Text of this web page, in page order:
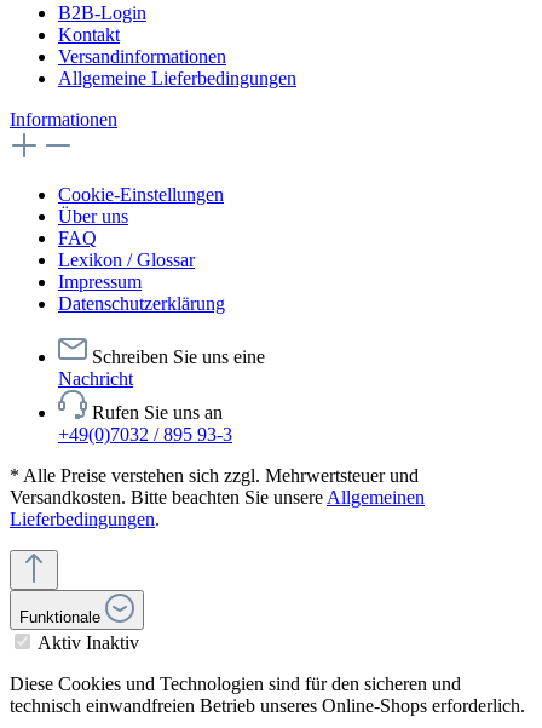
B2B-Login
Kontakt
Versandinformationen
Allgemeine Lieferbedingungen
Informationen
Cookie-Einstellungen
Über uns
FAQ
Lexikon / Glossar
Impressum
Datenschutzerklärung
Schreiben Sie uns eine
Nachricht
Rufen Sie uns an
+49(0)7032 / 895 93-3
* Alle Preise verstehen sich zzgl. Mehrwertsteuer und
Versandkosten. Bitte beachten Sie unsere Allgemeinen
Lieferbedingungen.
Funktionale
Aktiv Inaktiv
Diese Cookies und Technologien sind für den sicheren und
technisch einwandfreien Betrieb unseres Online-Shops erforderlich.